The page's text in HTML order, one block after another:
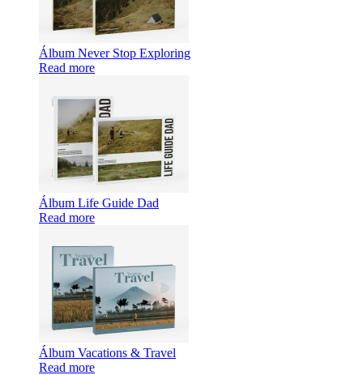
Álbum Never Stop Exploring
Read more
Álbum Life Guide Dad
Read more
Álbum Vacations & Travel
Read more